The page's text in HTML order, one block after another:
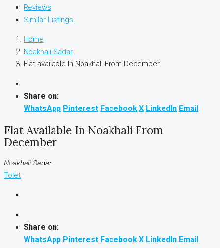
Reviews
Similar Listings
Home
Noakhali Sadar
Flat available In Noakhali From December
Share on:
WhatsApp Pinterest Facebook X LinkedIn Email
Flat Available In Noakhali From
December
Noakhali Sadar
Tolet
Share on:
WhatsApp Pinterest Facebook X LinkedIn Email